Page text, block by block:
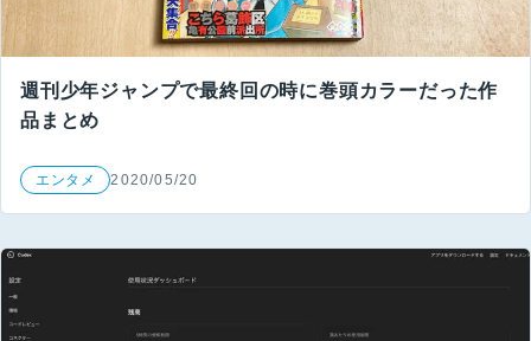
週刊少年ジャンプで最終回の時に巻頭カラーだった作
品まとめ
エンタメ 2020/05/20